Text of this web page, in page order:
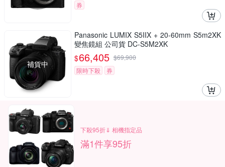
券
補貨中
Panasonic LUMIX S5IIX + 20-60mm S5m2XK
變焦鏡組 公司貨 DC-S5M2XK
$66,405 $69,900
限時下殺
券
下殺95折⇓ 相機指定品
滿1件享95折